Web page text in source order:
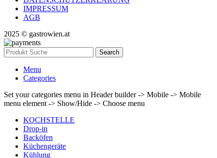
IMPRESSUM
AGB
2025 © gastrowien.at
Search
Menu
Categories
Set your categories menu in Header builder -> Mobile -> Mobile
menu element -> Show/Hide -> Choose menu
KOCHSTELLE
Drop-in
Backöfen
Küchengeräte
Kühlung